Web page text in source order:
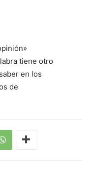
tiene otro
en los
de